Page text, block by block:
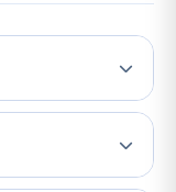
nerwowego.
których